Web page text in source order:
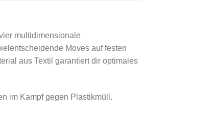
multidimensionale
Moves auf festen
aus Textil garantiert dir optimales
im Kampf gegen Plastikmüll.